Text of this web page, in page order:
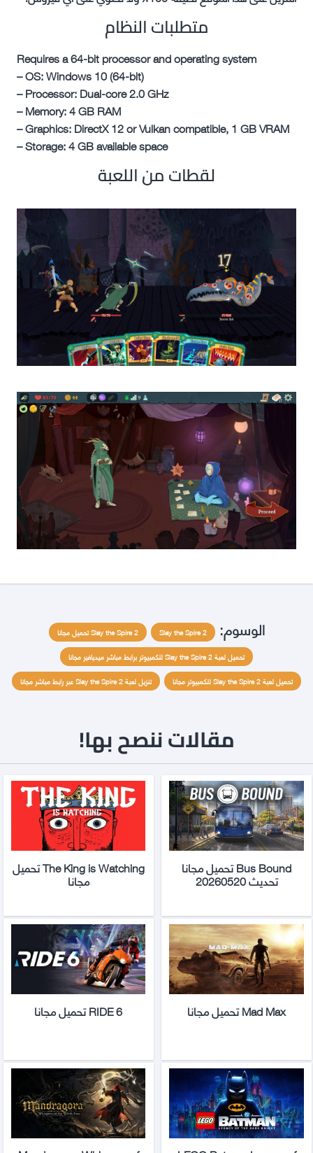
متطلبات النظام
Requires a 64-bit processor and operating system
– OS: Windows 10 (64-bit)
– Processor: Dual-core 2.0 GHz
– Memory: 4 GB RAM
– Graphics: DirectX 12 or Vulkan compatible, 1 GB VRAM
– Storage: 4 GB available space
لقطات من اللعبة
الوسوم: Slay the Spire 2
Slay the Spire 2 تحميل مجانا
تحميل لعبة Slay the Spire 2 للكمبيوتر برابط مباشر ميديافير مجانا
تحميل لعبة Slay the Spire 2 للكمبيوتر مجانا
تنزيل لعبة Slay the Spire 2 عبر رابط مباشر مجانا
مقالات ننصح بها!
Bus Bound تحميل مجانا
تحديث 20260520
The King is Watching تحميل
مجانا
Mad Max تحميل مجانا RIDE 6 تحميل مجانا